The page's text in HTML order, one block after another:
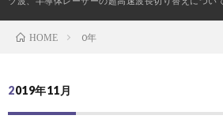
HOME 0年
2019年11月